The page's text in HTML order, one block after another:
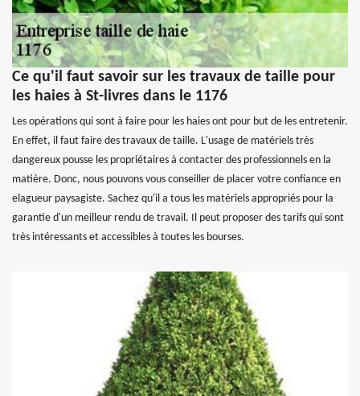
Ce qu'il faut savoir sur les travaux de taille pour
les haies à St-livres dans le 1176
Les opérations qui sont à faire pour les haies ont pour but de les entretenir.
En effet, il faut faire des travaux de taille. L'usage de matériels très
dangereux pousse les propriétaires à contacter des professionnels en la
matière. Donc, nous pouvons vous conseiller de placer votre confiance en
elagueur paysagiste. Sachez qu'il a tous les matériels appropriés pour la
garantie d'un meilleur rendu de travail. Il peut proposer des tarifs qui sont
très intéressants et accessibles à toutes les bourses.